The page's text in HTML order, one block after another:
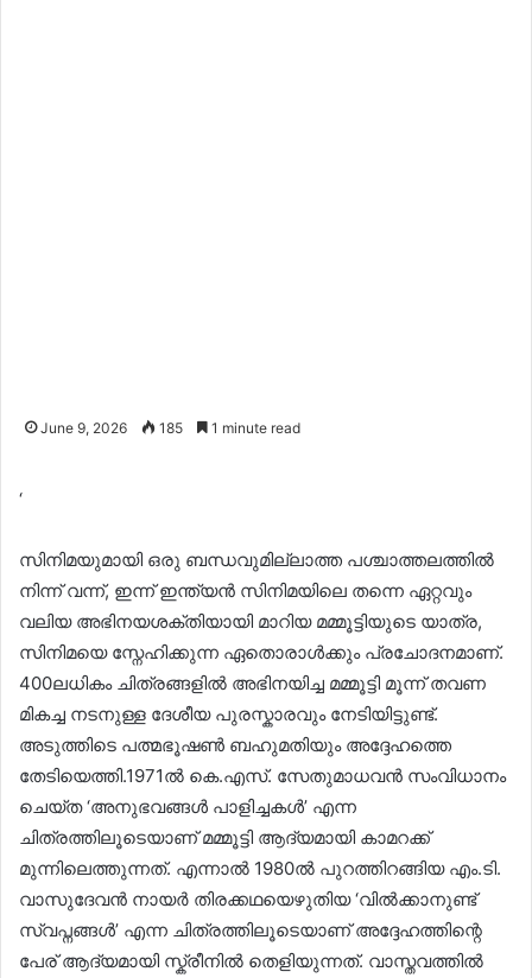
June 9, 2026 185 1 minute read
‘
സിനിമയുമായി ഒരു ബന്ധവുമില്ലാത്ത പശ്ചാത്തലത്തിൽ
നിന്ന് വന്ന്, ഇന്ന് ഇന്ത്യൻ സിനിമയിലെ തന്നെ ഏറ്റവും
വലിയ അഭിനയശക്തിയായി മാറിയ മമ്മൂട്ടിയുടെ യാത്ര,
സിനിമയെ സ്നേഹിക്കുന്ന ഏതൊരാൾക്കും പ്രചോദനമാണ്.
400ലധികം ചിത്രങ്ങളിൽ അഭിനയിച്ച മമ്മൂട്ടി മൂന്ന് തവണ
മികച്ച നടനുള്ള ദേശീയ പുരസ്കാരവും നേടിയിട്ടുണ്ട്.
അടുത്തിടെ പത്മഭൂഷൺ ബഹുമതിയും അദ്ദേഹത്തെ
തേടിയെത്തി.1971ൽ കെ.എസ്. സേതുമാധവൻ സംവിധാനം
ചെയ്ത ‘അനുഭവങ്ങൾ പാളിച്ചകൾ’ എന്ന
ചിത്രത്തിലൂടെയാണ് മമ്മൂട്ടി ആദ്യമായി കാമറക്ക്
മുന്നിലെത്തുന്നത്. എന്നാൽ 1980ൽ പുറത്തിറങ്ങിയ എം.ടി.
വാസുദേവൻ നായർ തിരക്കഥയെഴുതിയ ‘വിൽക്കാനുണ്ട്
സ്വപ്നങ്ങൾ’ എന്ന ചിത്രത്തിലൂടെയാണ് അദ്ദേഹത്തിന്റെ
പേര് ആദ്യമായി സ്ക്രീനിൽ തെളിയുന്നത്. വാസ്തവത്തിൽ